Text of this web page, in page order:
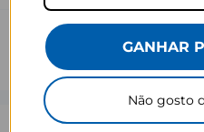
GANHAR
Não gosto